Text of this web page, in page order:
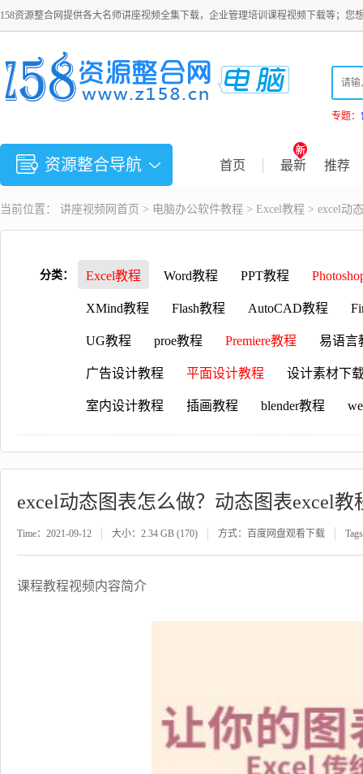
158资源整合网提供各大名师讲座视频全集下载，企业管理培训课程视频下载等；您
专题：
资源整合导航 首页 最新 推荐
当前位置： 讲座视频 网首页 > 电脑办公软件教程 > Excel教程 > excel动
分类： Excel教程 Word教程 PPT教程
XMind教程 Flash教程 AutoCAD教程
UG教程 proe教程 Premiere教程 易语言
广告设计教程 平面设计教程 设计素材下
室内设计教程 插画教程 blender教程
excel动态图表怎么做？动态图表excel
Time：2021-09-12 大小：2.34 GB (170) 方式：百度网盘观看下载
课程教程视频内容简介